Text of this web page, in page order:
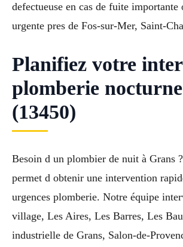
defectueuse en cas de fuite importante
urgente pres de Fos-sur-Mer, Saint-
Planifiez votre
plomberie
(13450)
Besoin d un plombier de nuit à Grans
permet d obtenir une intervention
urgences plomberie. Notre équipe
village, Les Aires, Les Barres, Les
industrielle de Grans, Salon-de-